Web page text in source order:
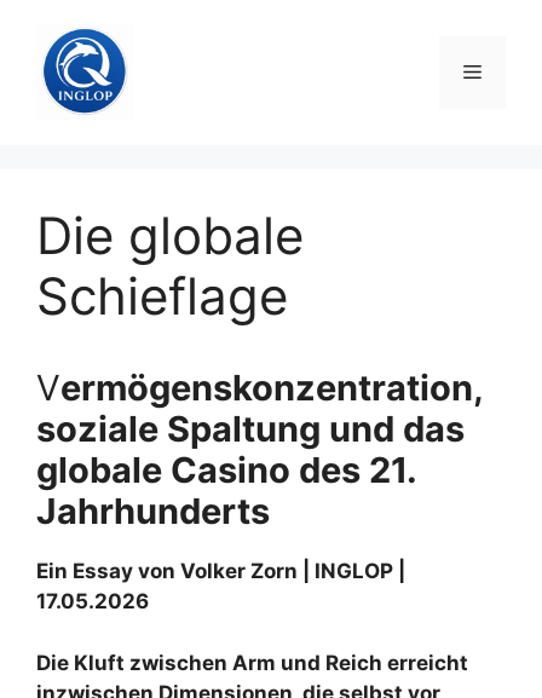
Inhalt
springen
Menü
Die globale
Schieflage
Vermögenskonzentration,
soziale Spaltung und das
globale Casino des 21.
Jahrhunderts
Ein Essay von Volker Zorn | INGLOP |
17.05.2026
Die Kluft zwischen Arm und Reich erreicht
inzwischen Dimensionen, die selbst vor